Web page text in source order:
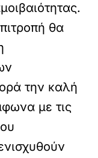
θα
την καλή
με τις